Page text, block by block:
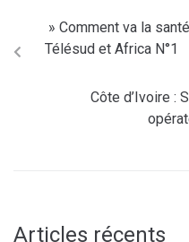
» Comment va la
Télésud et Africa N°1
Côte d’Ivoire :
Articles récents